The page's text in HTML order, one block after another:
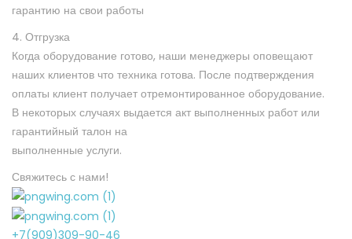
гарантию на свои работы
4. Отгрузка
Когда оборудование готово, наши менеджеры оповещают
наших клиентов что техника готова. После подтверждения
оплаты клиент получает отремонтированное оборудование.
В некоторых случаях выдается акт выполненных работ или
гарантийный талон на
выполненные услуги.
Свяжитесь с нами!
+7(909)309-90-46